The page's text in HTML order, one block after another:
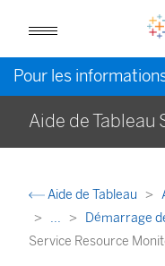
Aide de Tableau
Aide de Tableau
...
Démarrage
Service Resource